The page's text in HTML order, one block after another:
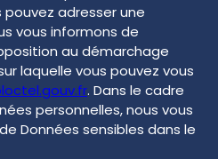
adresser une
vous informons de
au démarchage
laquelle vous pouvez vous
. Dans le cadre
personnelles, nous vous
Données sensibles dans le